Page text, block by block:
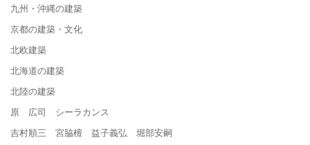
九州・沖縄の建築
京都の建築・文化
北欧建築
北海道の建築
北陸の建築
原 広司 シーラカンス
吉村順三 宮脇檀 益子義弘 堀部安嗣